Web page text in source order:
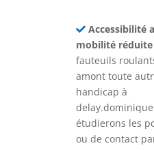
Accessibilité
mobilité réduite
fauteuils
amont toute
handicap à
étudierons les
ou de contact